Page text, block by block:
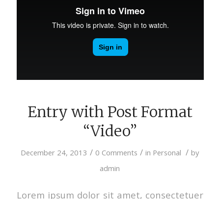
Entry with Post Format
“Video”
December 24, 2013 / 0 Comments / in Personal / by
admin
Lorem ipsum dolor sit amet, consectetuer